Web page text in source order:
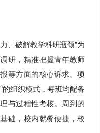
、破解教学科研瓶颈”为
研，精准把握青年教师
等方面的核心诉求。项
的组织模式，每班均配备
与过程性考核。周到的
础，校内就餐便捷，校